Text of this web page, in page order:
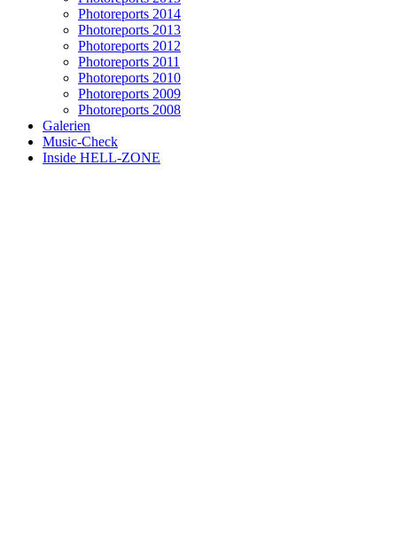
Photoreports 2014
Photoreports 2013
Photoreports 2012
Photoreports 2011
Photoreports 2010
Photoreports 2009
Photoreports 2008
Galerien
Music-Check
Inside HELL-ZONE